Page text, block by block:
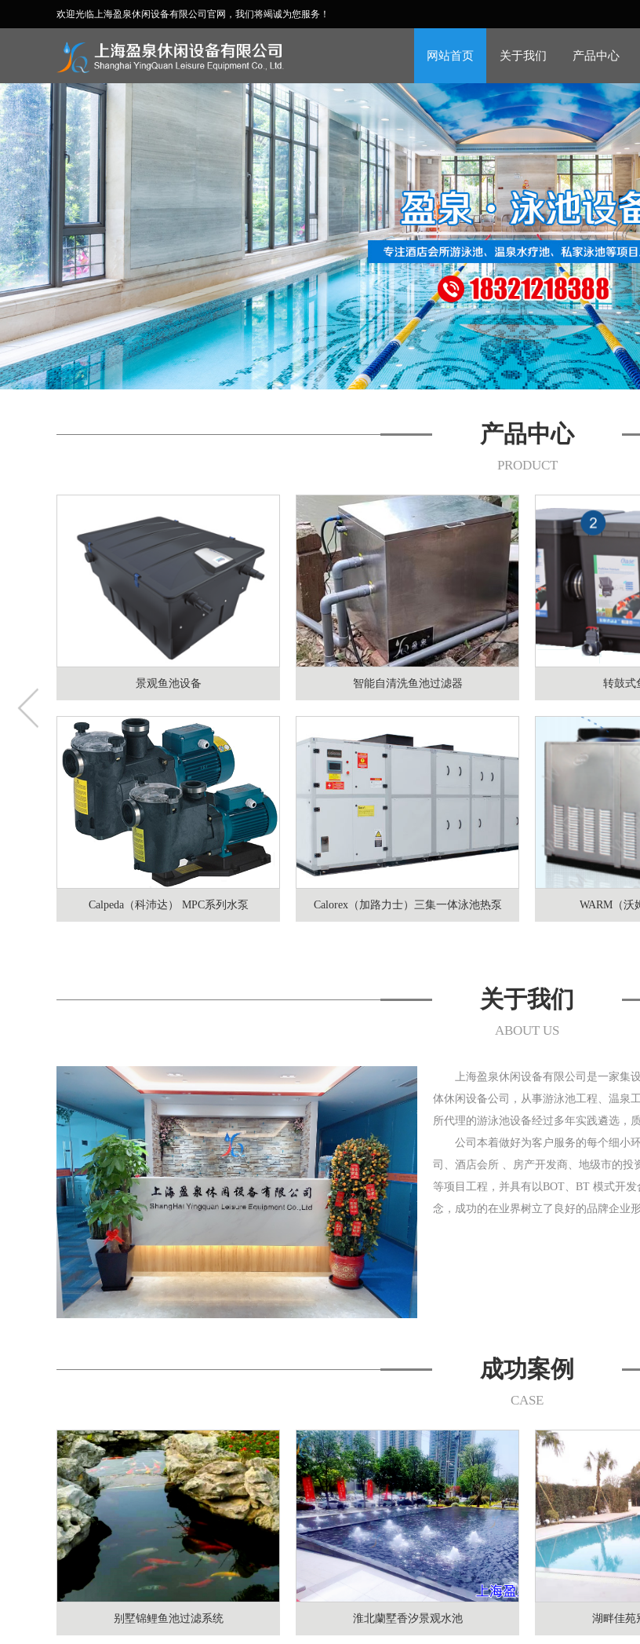
欢迎光临上海盈泉休闲设备有限公司官网，我们将竭诚为您服务！
网站首页 关于我们 产品中心
产品中心
PRODUCT
景观鱼池设备 智能自清洗鱼池过滤器 转鼓式
Calpeda（科沛达） MPC系列水泵 Calorex（加路力士）三集一体泳池热泵 WARM（沃
关于我们
ABOUT US
上海盈泉休闲设备有限公司是一家集设
体休闲设备公司，从事游泳池工程、温泉
所代理的游泳池设备经过多年实践遴选，质
公司本着做好为客户服务的每个细小环
司、酒店会所 、房产开发商、地级市的
等项目工程，并具有以BOT、BT 模式开
念，成功的在业界树立了良好的品牌企业形
成功案例
CASE
别墅锦鲤鱼池过滤系统 淮北蘭墅香汐景观水池 湖畔佳苑